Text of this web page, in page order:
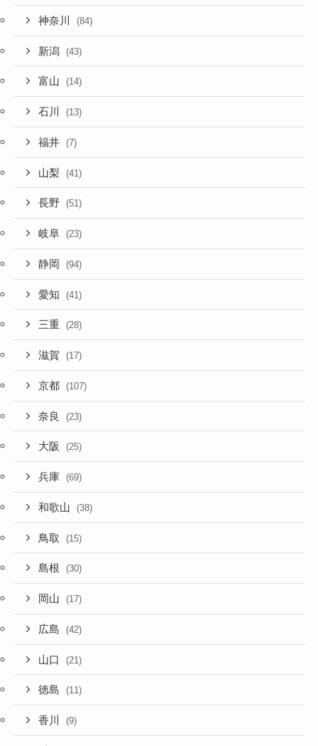
神奈川 (84)
新潟 (43)
富山 (14)
石川 (13)
福井 (7)
山梨 (41)
長野 (51)
岐阜 (23)
静岡 (94)
愛知 (41)
三重 (28)
滋賀 (17)
京都 (107)
奈良 (23)
大阪 (25)
兵庫 (69)
和歌山 (38)
鳥取 (15)
島根 (30)
岡山 (17)
広島 (42)
山口 (21)
徳島 (11)
香川 (9)